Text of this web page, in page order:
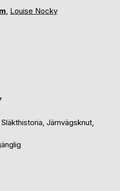
, Louise Nocky
Järnvägsknut,